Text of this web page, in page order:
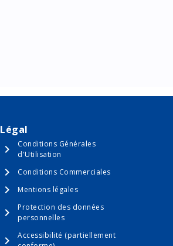
Légal
Conditions Générales
d'Utilisation
Conditions Commerciales
Mentions légales
Protection des données
personnelles
Accessibilité (partiellement